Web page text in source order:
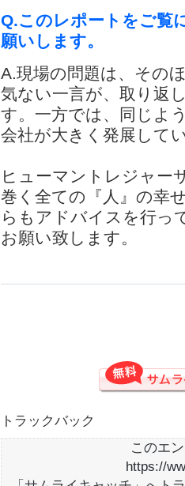
Q.このレポートをご覧
願いします。
A.現場の問題は、その
気ない一言が、取り返
す。一方では、同じよ
会社が大きく発展して
ヒューマントレジャー
巻く全ての『人』の幸
らもアドバイスを行っ
お願い致します。
トラックバック
このエ
https://